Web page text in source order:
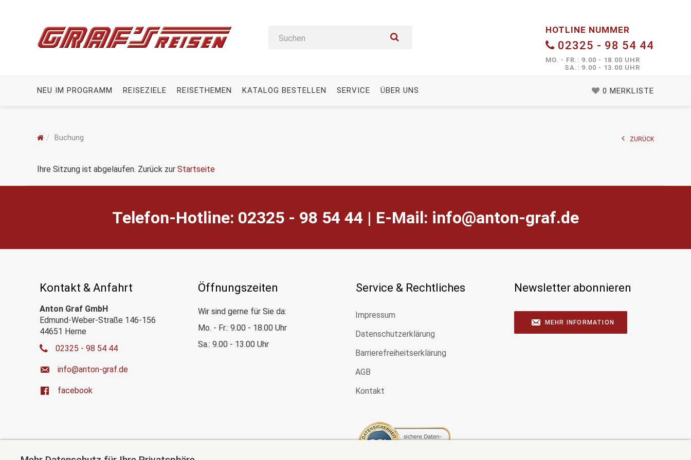
0 MERKLISTE
HOTLINE NUMMER
02325 - 98 54 44
MO. - FR.: 9.00 - 18.00 UHR
SA.: 9.00 - 13.00 UHR
NEU IM PROGRAMM REISEZIELE REISETHEMEN KATALOG BESTELLEN SERVICE ÜBER UNS
Buchung ZURÜCK
Ihre Sitzung ist abgelaufen. Zurück zur Startseite
Telefon-Hotline: 02325 - 98 54 44 | E-Mail: ed.farg-notna@ofni
Kontakt & Anfahrt
Anton Graf GmbH
Edmund-Weber-Straße 146-156
44651 Herne
02325 - 98 54 44
ed.farg-notna@ofni
facebook
Öffnungszeiten
Wir sind gerne für Sie da:
Mo. - Fr.: 9.00 - 18.00 Uhr
Sa.: 9.00 - 13.00 Uhr
Service & Rechtliches
Impressum
Datenschutzerklärung
Barrierefreiheitserklärung
AGB
Kontakt
Newsletter abonnieren
MEHR INFORMATION